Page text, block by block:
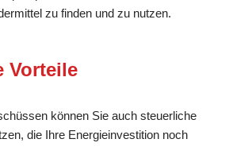
zu finden und zu nutzen.
Vorteile
können Sie auch steuerliche
die Ihre Energieinvestition noch